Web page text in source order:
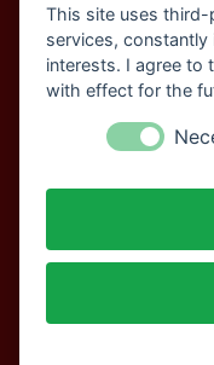
This site uses
services,
interests. I agree to
with effect for the